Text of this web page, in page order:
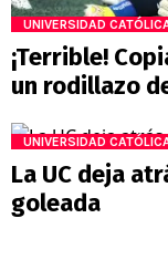
UNIVERSIDAD
¡Terrible!
un rodillazo
UNIVERSIDAD
La UC deja
goleada